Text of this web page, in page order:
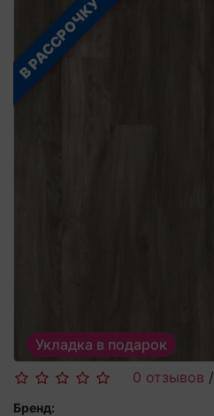
Посмотреть все категории
В РАССРОЧКУ
Укладка в подарок
0 отзывов /
Бренд: